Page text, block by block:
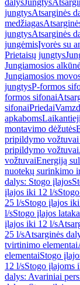
dalysJungtys
jungtysAtsarginės
medžiagas
jungtysAtsarginės
jungėmisĮvorės su
Prietaisų jungtys
Jungiamosios
Jungiamosios
jungtysP-formos
formos sifonai
sifonaiPriedai
apkaboms
montavimo dėžutės
pripildymo vožtuvai
pripildymo vožtuvai
vožtuvaiEnergiją
nuotekų surinkimo
dalys: Stogo įlajos
įlajos iki 12 l/s
25 l/sStogo įlajos
l/sStogo įlajos
įlajos iki 12 l/s
25 l/sAtsarginės
tvirtinimo elementai
elementaiStogo
12 l/sStogo įlajoms
dalys: Avariniai